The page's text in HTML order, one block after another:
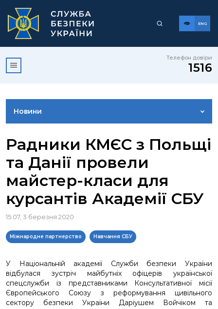
ENG
Телефон довіри
1516
Новини
ВІДЕОГАЛЕРЕЯ
КОНТАКТИ ПРЕСЦЕНТРУ
Радники КМЄС з Польщі
та Данії провели
майстер-класи для
курсантів Академії СБУ
15:07, 3 березня 2020
Міжнародне партнерство Навчання СБУ
У Національній академії Служби безпеки України
відбулася зустріч майбутніх офіцерів української
спецслужби із представниками Консультативної місії
Європейського Союзу з реформування цивільного
сектору безпеки України Даріушем Войчіком та